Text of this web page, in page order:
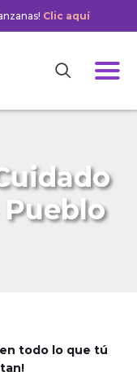
Clic aquí
todo lo que tú